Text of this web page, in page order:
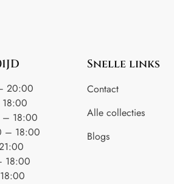
20:00
– 18:00
– 18:00
18:00
Snelle links
Contact
Alle collecties
Blogs